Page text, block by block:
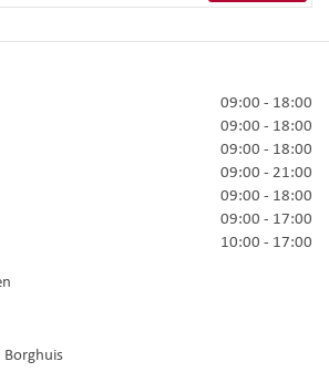
09:00 - 18:00
09:00 - 18:00
09:00 - 18:00
09:00 - 21:00
09:00 - 18:00
09:00 - 17:00
10:00 - 17:00